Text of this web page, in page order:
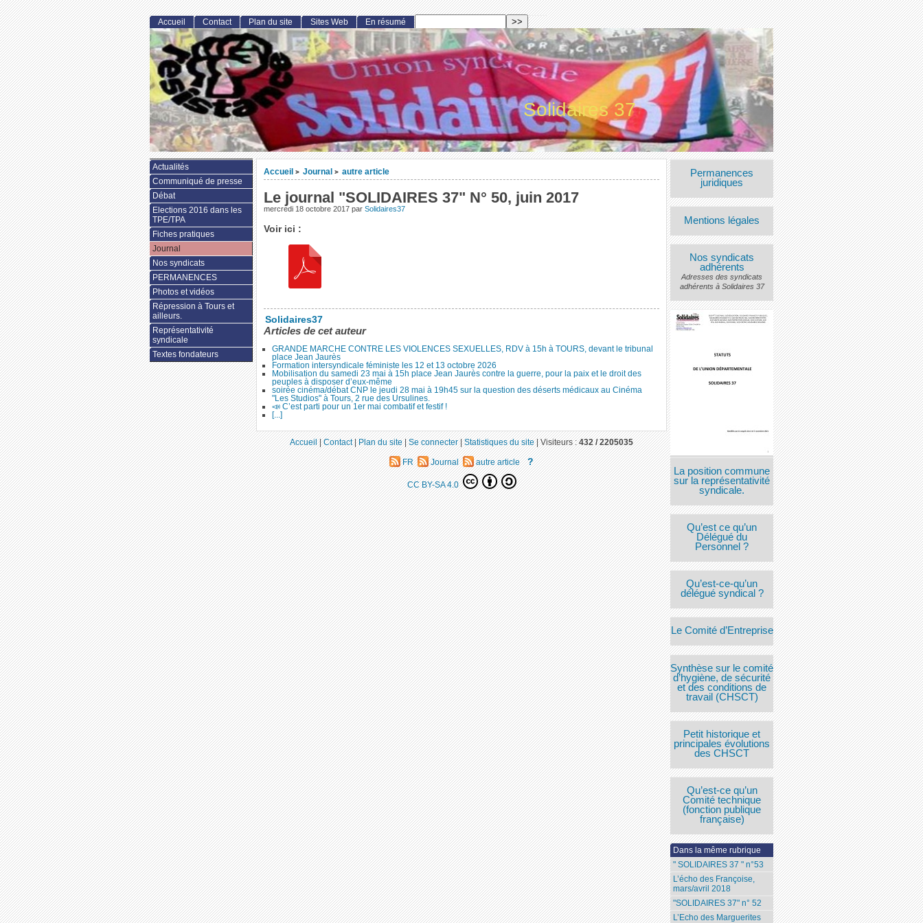
Solidaires 37
Accueil > Journal > autre article
Le journal "SOLIDAIRES 37" N° 50, juin 2017
mercredi 18 octobre 2017 par Solidaires37
Voir ici :
Solidaires37
Articles de cet auteur
GRANDE MARCHE CONTRE LES VIOLENCES SEXUELLES, RDV à 15h à TOURS, devant le tribunal
place Jean Jaurès
Formation intersyndicale féministe les 12 et 13 octobre 2026
Mobilisation du samedi 23 mai à 15h place Jean Jaurès contre la guerre, pour la paix et le droit des
peuples à disposer d’eux-même
soirée cinéma/débat CNP le jeudi 28 mai à 19h45 sur la question des déserts médicaux au Cinéma
"Les Studios" à Tours, 2 rue des Ursulines.
📣 C’est parti pour un 1er mai combatif et festif !
[...]
Permanences
juridiques
Mentions légales
Nos syndicats
adhérents
Adresses des syndicats
adhérents à Solidaires 37
La position commune
sur la représentativité
syndicale.
Qu’est ce qu’un
Délégué du
Personnel ?
Qu’est-ce-qu’un
délégué syndical ?
Le Comité d’Entreprise
Synthèse sur le comité
d’hygiène, de sécurité
et des conditions de
travail (CHSCT)
Petit historique et
principales évolutions
des CHSCT
Qu’est-ce qu’un
Comité technique
(fonction publique
française)
Dans la même rubrique
" SOLIDAIRES 37 " n°53
L’écho des Françoise,
mars/avril 2018
"SOLIDAIRES 37" n° 52
L’Echo des Marguerites
Accueil Contact Plan du site Sites Web En résumé
Actualités
Communiqué de presse
Débat
Elections 2016 dans les
TPE/TPA
Fiches pratiques
Journal
Nos syndicats
PERMANENCES
Photos et vidéos
Répression à Tours et
ailleurs.
Représentativité
syndicale
Textes fondateurs
Accueil|Contact|Plan du site|Se connecter|Statistiques du site|Visiteurs :432 / 2205035
FR Journal autre article ?
CC BY-SA 4.0